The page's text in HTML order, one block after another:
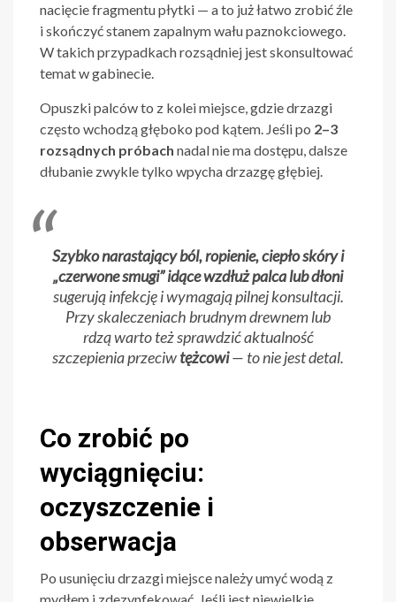
nacięcie fragmentu płytki — a to już łatwo zrobić źle
i skończyć stanem zapalnym wału paznokciowego.
W takich przypadkach rozsądniej jest skonsultować
temat w gabinecie.
Opuszki palców to z kolei miejsce, gdzie drzazgi
często wchodzą głęboko pod kątem. Jeśli po 2–3
rozsądnych próbach nadal nie ma dostępu, dalsze
dłubanie zwykle tylko wpycha drzazgę głębiej.
Szybko narastający ból, ropienie, ciepło skóry i
„czerwone smugi” idące wzdłuż palca lub dłoni
sugerują infekcję i wymagają pilnej konsultacji.
Przy skaleczeniach brudnym drewnem lub
rdzą warto też sprawdzić aktualność
szczepienia przeciwtężcowi— to nie jest detal.
Co zrobić po
wyciągnięciu:
oczyszczenie i
obserwacja
Po usunięciu drzazgi miejsce należy umyć wodą z